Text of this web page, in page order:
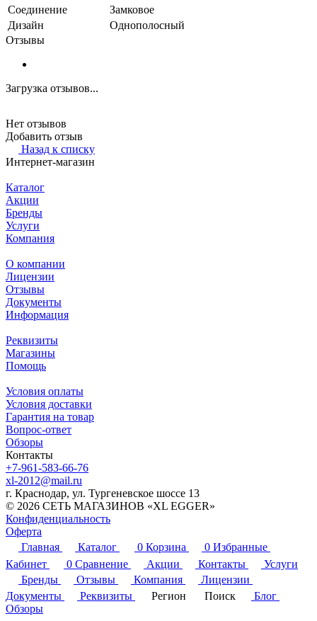
Соединение
Замковое
Дизайн
Однополосный
Отзывы
Загрузка отзывов...
Нет отзывов
Добавить отзыв
Назад к списку
Интернет-магазин
Каталог
Акции
Бренды
Услуги
Компания
О компании
Лицензии
Отзывы
Документы
Информация
Реквизиты
Магазины
Помощь
Условия оплаты
Условия доставки
Гарантия на товар
Вопрос-ответ
Обзоры
Контакты
+7-961-583-66-76
xl-2012@mail.ru
г. Краснодар, ул. Тургеневское шоссе 13
© 2026 СЕТЬ МАГАЗИНОВ «XL EGGER»
Конфиденциальность
Оферта
Главная
Каталог 0 Корзина 0 Избранные
Кабинет
0 Сравнение Акции Контакты
Услуги
Бренды
Отзывы Компания
Лицензии
Документы
Реквизиты Регион Поиск
Блог
Обзоры